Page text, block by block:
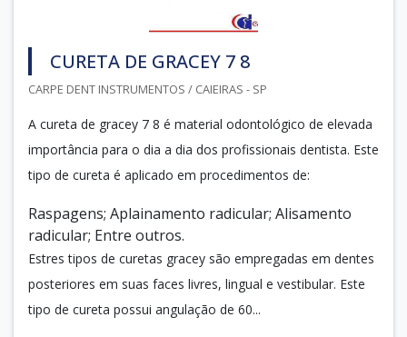
CURETA DE GRACEY 7 8
CARPE DENT INSTRUMENTOS / CAIEIRAS - SP
A cureta de gracey 7 8 é material odontológico de elevada
importância para o dia a dia dos profissionais dentista. Este
tipo de cureta é aplicado em procedimentos de:
Raspagens; Aplainamento radicular; Alisamento
radicular; Entre outros.
Estres tipos de curetas gracey são empregadas em dentes
posteriores em suas faces livres, lingual e vestibular. Este
tipo de cureta possui angulação de 60...